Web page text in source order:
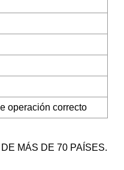
operación correcto
MÁS DE 70 PAÍSES.